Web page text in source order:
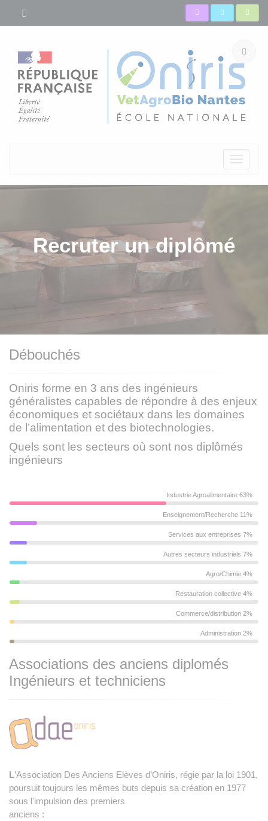
Recruter un diplômé
Débouchés
Oniris forme en 3 ans des ingénieurs
généralistes capables de répondre à des enjeux
économiques et sociétaux dans les domaines
de l’alimentation et des biotechnologies.
Quels sont les secteurs où sont nos diplômés
ingénieurs
Industrie Agroalimentaire 63%
Enseignement/Recherche 11%
Services aux entreprises 7%
Autres secteurs industriels 7%
Agro/Chimie 4%
Restauration collective 4%
Commerce/distribution 2%
Administration 2%
Associations des anciens diplomés
Ingénieurs et techniciens
L’Association Des Anciens Elèves d’Oniris, régie par la loi 1901,
poursuit toujours les mêmes buts depuis sa création en 1977
sous l'impulsion des premiers
anciens :